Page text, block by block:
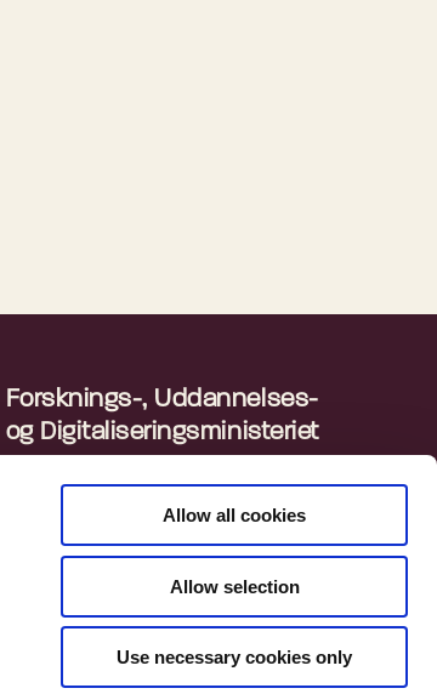
Allow all cookies
Allow selection
Use necessary cookies only
Forsknings-, Uddannelses-
og Digitaliseringsministeriet
Departementet
Danmarks Statistik